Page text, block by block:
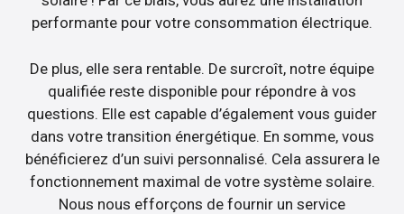
performante pour votre consommation électrique.
De plus, elle sera rentable. De surcroît, notre équipe
qualifiée reste disponible pour répondre à vos
questions. Elle est capable d’également vous guider
dans votre transition énergétique. En somme, vous
bénéficierez d’un suivi personnalisé. Cela assurera le
fonctionnement maximal de votre système solaire.
Nous nous efforçons de fournir un service